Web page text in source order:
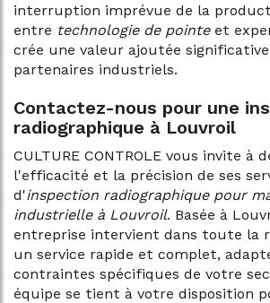
interruption imprévue de la
entre technologie de pointeet
crée une valeur ajoutée
partenaires industriels.
Contactez-nous pour une
radiographique à Louvroil
CULTURE CONTROLE vous invite à
l'efficacité et la précision de ses
d'inspection radiographique pour
industrielle à Louvroil. Basée à
entreprise intervient dans toute la
un service rapide et complet,
contraintes spécifiques de votre
équipe se tient à votre disposition